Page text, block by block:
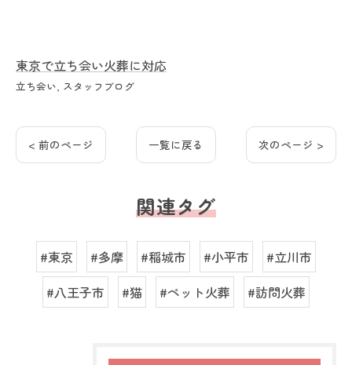
東京で立ち会い火葬に対応
立ち会い スタッフブログ
< 前のページ 一覧に戻る 次のページ >
関連タグ
#東京 #多摩 #稲城市 #小平市
#立川市
#八王子市
#猫 #ペット火葬 #訪問火葬